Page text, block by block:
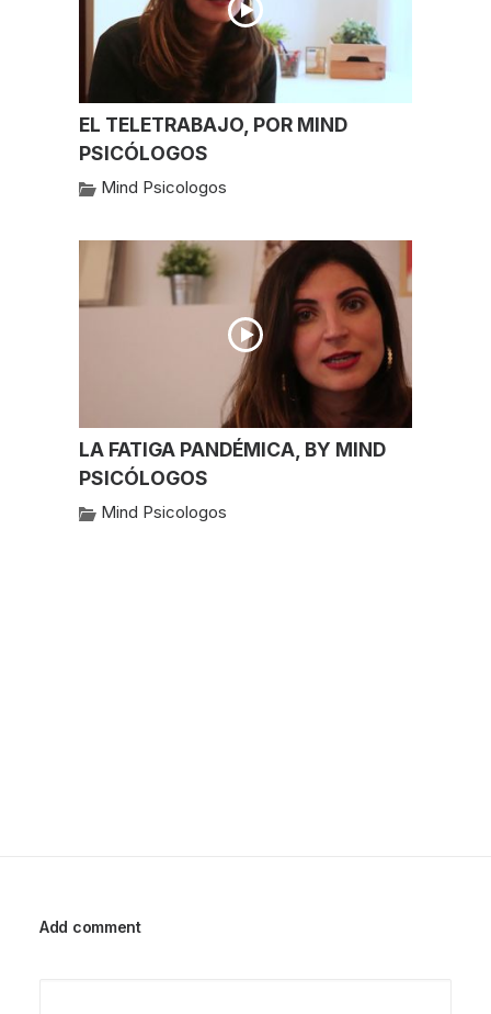
EL TELETRABAJO, POR MIND
PSICÓLOGOS
Mind Psicologos
LA FATIGA PANDÉMICA, BY MIND
PSICÓLOGOS
Mind Psicologos
Add comment